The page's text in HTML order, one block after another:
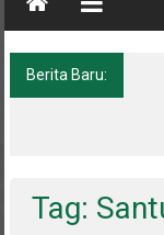
Berita Baru: